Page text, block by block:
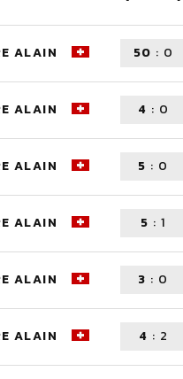
ALAIN 50 : 0
ALAIN 4 : 0
ALAIN 5 : 0
ALAIN 5 :1
ALAIN 3 : 0
ALAIN 4 : 2